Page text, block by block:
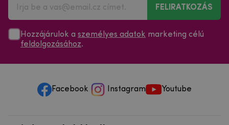
FELIRATKOZÁS
Hozzájárulok a személyes adatok marketing célú
feldolgozásához.
Facebook Instagram Youtube